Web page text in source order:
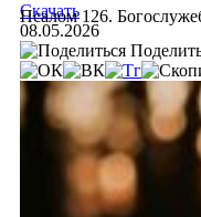
Псалом 126.
Скачать
08.05.2026